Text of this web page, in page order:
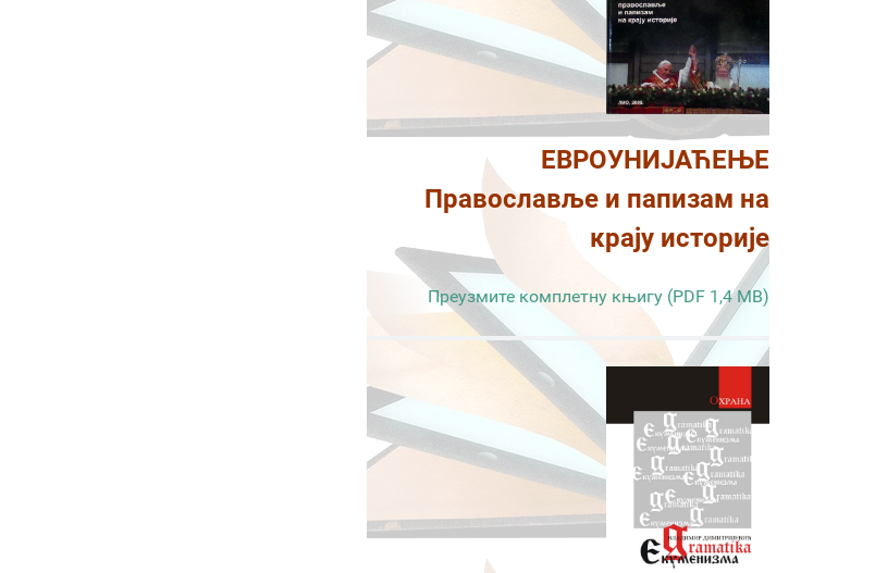
ЕВРОУНИЈАЋЕЊЕ
Православље и папизам на
крају историје
Преузмите комплетну књигу (PDF 1,4 MB)